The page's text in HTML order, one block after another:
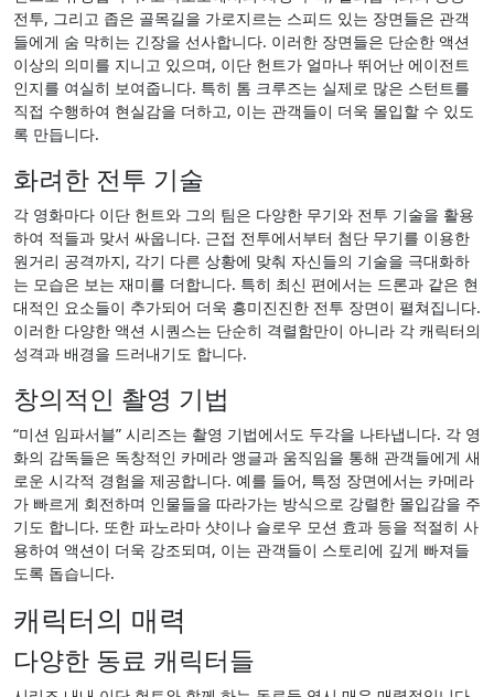
전투, 그리고 좁은 골목길을 가로지르는 스피드 있는 장면들은 관객
들에게 숨 막히는 긴장을 선사합니다. 이러한 장면들은 단순한 액션
이상의 의미를 지니고 있으며, 이단 헌트가 얼마나 뛰어난 에이전트
인지를 여실히 보여줍니다. 특히 톰 크루즈는 실제로 많은 스턴트를
직접 수행하여 현실감을 더하고, 이는 관객들이 더욱 몰입할 수 있도
록 만듭니다.
화려한 전투 기술
각 영화마다 이단 헌트와 그의 팀은 다양한 무기와 전투 기술을 활용
하여 적들과 맞서 싸웁니다. 근접 전투에서부터 첨단 무기를 이용한
원거리 공격까지, 각기 다른 상황에 맞춰 자신들의 기술을 극대화하
는 모습은 보는 재미를 더합니다. 특히 최신 편에서는 드론과 같은 현
대적인 요소들이 추가되어 더욱 흥미진진한 전투 장면이 펼쳐집니다.
이러한 다양한 액션 시퀀스는 단순히 격렬함만이 아니라 각 캐릭터의
성격과 배경을 드러내기도 합니다.
창의적인 촬영 기법
“미션 임파서블” 시리즈는 촬영 기법에서도 두각을 나타냅니다. 각 영
화의 감독들은 독창적인 카메라 앵글과 움직임을 통해 관객들에게 새
로운 시각적 경험을 제공합니다. 예를 들어, 특정 장면에서는 카메라
가 빠르게 회전하며 인물들을 따라가는 방식으로 강렬한 몰입감을 주
기도 합니다. 또한 파노라마 샷이나 슬로우 모션 효과 등을 적절히 사
용하여 액션이 더욱 강조되며, 이는 관객들이 스토리에 깊게 빠져들
도록 돕습니다.
캐릭터의 매력
다양한 동료 캐릭터들